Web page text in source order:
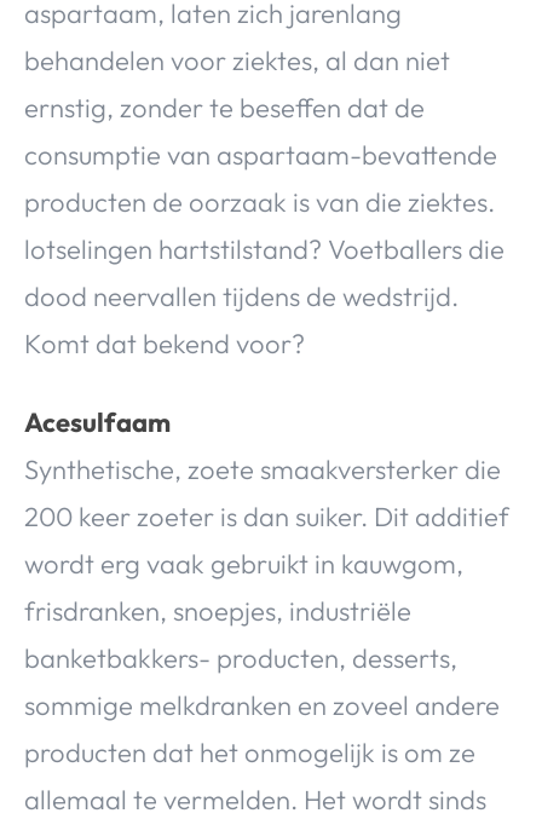
aspartaam, laten zich jarenlang
behandelen voor ziektes, al dan niet
ernstig, zonder te beseffen dat de
consumptie van aspartaam-bevattende
producten de oorzaak is van die ziektes.
lotselingen hartstilstand? Voetballers die
dood neervallen tijdens de wedstrijd.
Komt dat bekend voor?
Acesulfaam
Synthetische, zoete smaakversterker die
200 keer zoeter is dan suiker. Dit additief
wordt erg vaak gebruikt in kauwgom,
frisdranken, snoepjes, industriële
banketbakkers- producten, desserts,
sommige melkdranken en zoveel andere
producten dat het onmogelijk is om ze
allemaal te vermelden. Het wordt sinds